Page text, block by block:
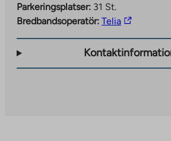
Parkeringsplatser: 31 St.
Bredbandsoperatör: TeliaThe
takes